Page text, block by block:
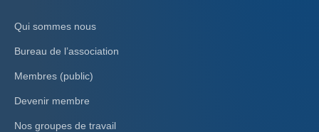
Qui sommes nous
Bureau de l’association
Membres (public)
Devenir membre
Nos groupes de travail